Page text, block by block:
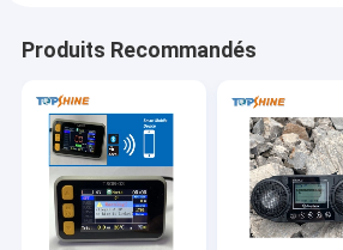
Produits Recommandés